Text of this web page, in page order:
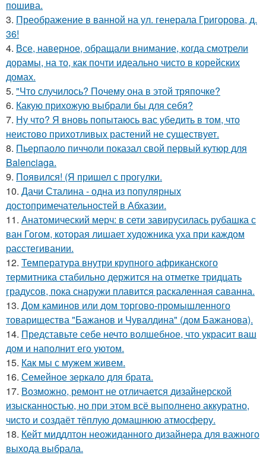
пошива.
3. Преображение в ванной на ул. генерала Григорова, д.
36!
4. Все, наверное, обращали внимание, когда смотрели
дорамы, на то, как почти идеально чисто в корейских
домах.
5. "Что случилось? Почему она в этой тряпочке?
6. Какую прихожую выбрали бы для себя?
7. Ну что? Я вновь попытаюсь вас убедить в том, что
неистово прихотливых растений не существует.
8. Пьерпаоло пиччоли показал свой первый кутюр для
Balenciaga.
9. Появился! (Я пришел с прогулки.
10. Дачи Сталина - одна из популярных
достопримечательностей в Абхазии.
11. Анатомический мерч: в сети завирусилась рубашка с
ван Гогом, которая лишает художника уха при каждом
расстегивании.
12. Температура внутри крупного африканского
термитника стабильно держится на отметке тридцать
градусов, пока снаружи плавится раскаленная саванна.
13. Дом каминов или дом торгово-промышленного
товарищества "Бажанов и Чувалдина" (дом Бажанова).
14. Представьте себе нечто волшебное, что украсит ваш
дом и наполнит его уютом.
15. Как мы с мужем живем.
16. Семейное зеркало для брата.
17. Возможно, ремонт не отличается дизайнерской
изысканностью, но при этом всё выполнено аккуратно,
чисто и создаёт тёплую домашнюю атмосферу.
18. Кейт миддлтон неожиданного дизайнера для важного
выхода выбрала.